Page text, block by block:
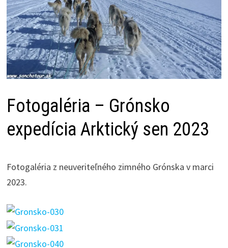
Fotogaléria – Grónsko
expedícia Arktický sen 2023
Fotogaléria z neuveriteľného zimného Grónska v marci
2023.